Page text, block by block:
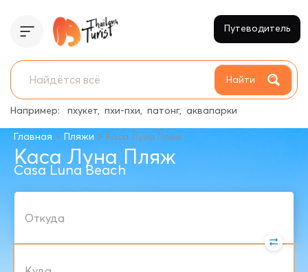
Найти
Например: пхукет пхи-пхи патонг аквапарки
Путеводитель
Главная > Пляжи > Каса Луна Пляж
Каса Луна Пляж
Casa Luna Beach